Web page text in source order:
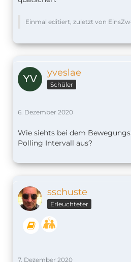
Einmal editiert, zuletzt von
yveslae
Schüler
6. Dezember 2020
Wie siehts bei dem
Polling Intervall aus?
sschuste
Erleuchteter
7. Dezember 2020